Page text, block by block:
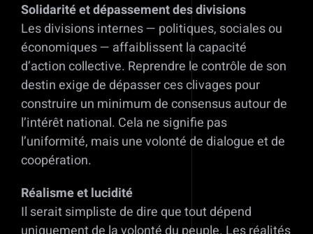
Solidarité et dépassement des divisions
Les divisions internes — politiques, sociales ou
économiques — affaiblissent la capacité
d’action collective. Reprendre le contrôle de son
destin exige de dépasser ces clivages pour
construire un minimum de consensus autour de
l’intérêt national. Cela ne signifie pas
l’uniformité, mais une volonté de dialogue et de
coopération.
Réalisme et lucidité
Il serait simpliste de dire que tout dépend